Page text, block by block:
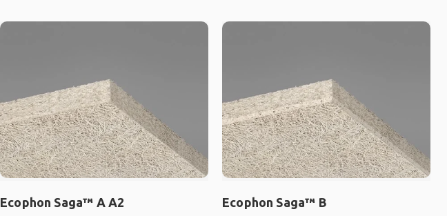
Ecophon Saga™ A A2 Ecophon Saga™ B